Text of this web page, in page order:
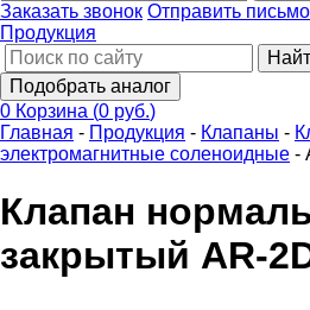
Заказать звонок Отправить письмо
Продукция
Подобрать аналог
0 Корзина (0 руб.)
Главная - Продукция - Клапаны -
электромагнитные соленоидные -
Клапан
закрытый AR-